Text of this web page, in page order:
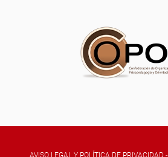
AVISO LEGAL Y POLÍTICA DE PRIVACIDAD-